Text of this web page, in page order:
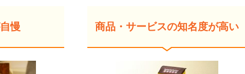
慢 商品・サービスの知名度が高い